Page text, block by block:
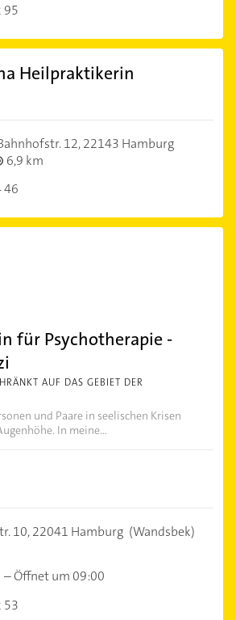
95
Heilpraktikerin
12,22143 Hamburg
6,9 km
46
für Psychotherapie -
AUF DAS GEBIET DER
und Paare in seelischen Krisen
In meine...
10,22041 Hamburg (Wandsbek)
–Öffnet um 09:00
53